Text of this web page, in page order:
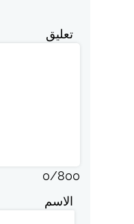
تعليق
0/800
الاسم